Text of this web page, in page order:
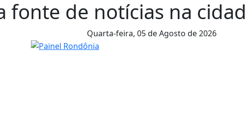
fonte de notícias na
Quarta-feira, 05 de Agosto de 2026